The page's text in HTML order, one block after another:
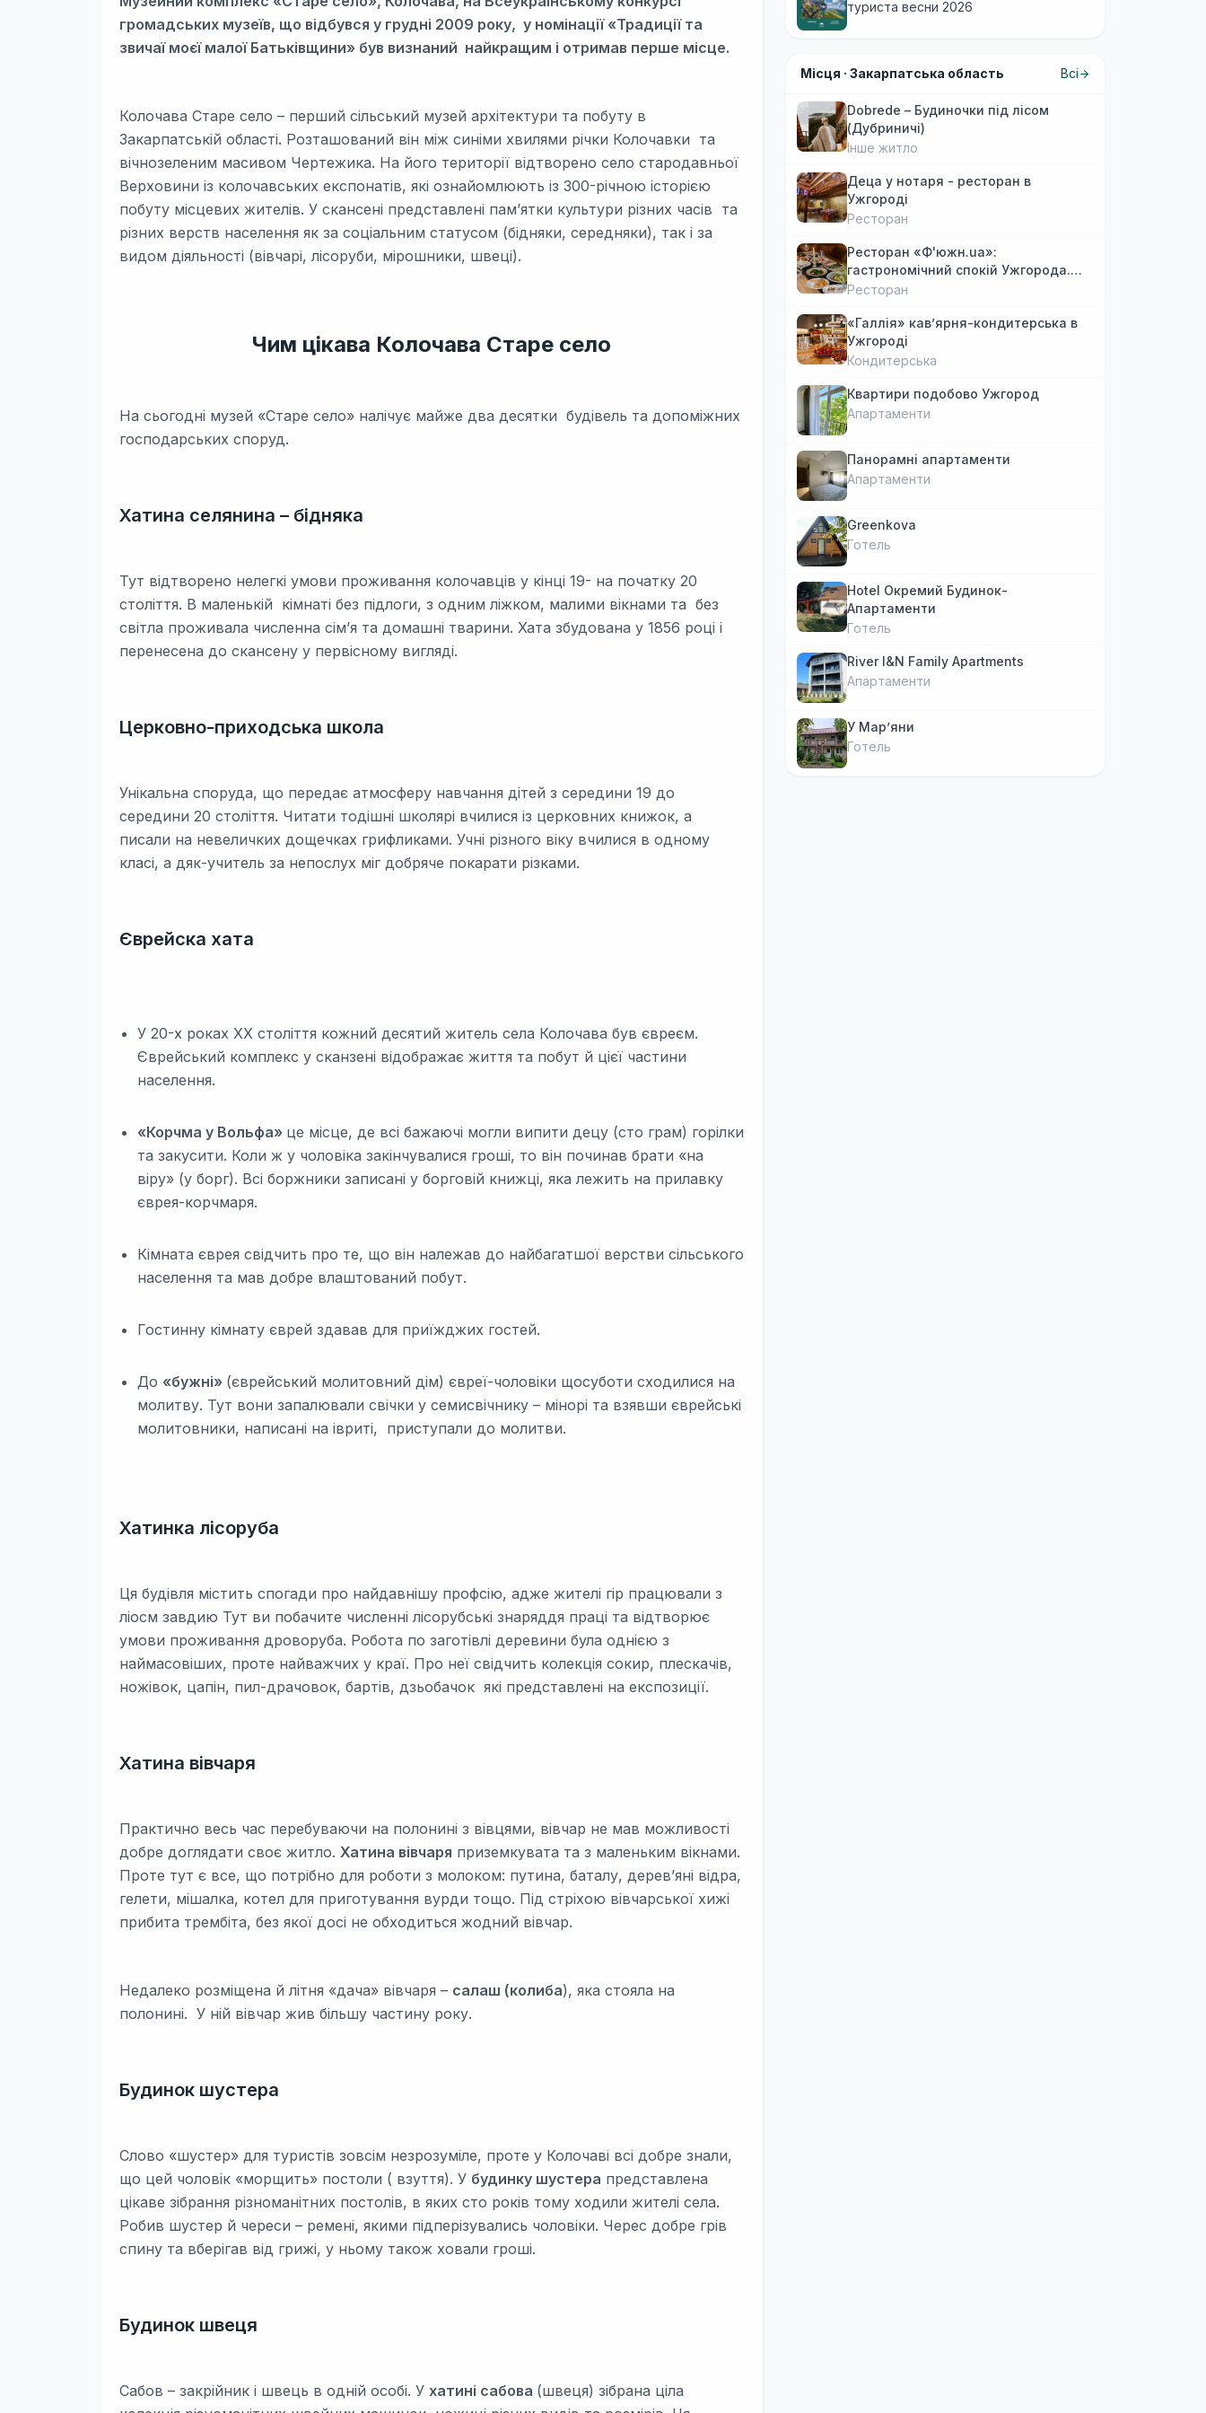
громадських музеїв, що відбувся у грудні 2009 року, у номінації «Традиції та
звичаї моєї малої Батьківщини» був визнаний найкращим і отримав перше місце.
Колочава Старе село – перший сільський музей архітектури та побуту в
Закарпатській області. Розташований він між синіми хвилями річки Колочавки та
вічнозеленим масивом Чертежика. На його території відтворено село стародавньої
Верховини із колочавських експонатів, які ознайомлюють із 300-річною історією
побуту місцевих жителів. У скансені представлені пам’ятки культури різних часів та
різних верств населення як за соціальним статусом (бідняки, середняки), так і за
видом діяльності (вівчарі, лісоруби, мірошники, швеці).
Чим цікава Колочава Старе село
На сьогодні музей «Старе село» налічує майже два десятки будівель та допоміжних
господарських споруд.
Хатина селянина – бідняка
Тут відтворено нелегкі умови проживання колочавців у кінці 19- на початку 20
століття. В маленькій кімнаті без підлоги, з одним ліжком, малими вікнами та без
світла проживала численна сім’я та домашні тварини. Хата збудована у 1856 році і
перенесена до скансену у первісному вигляді.
Церковно-приходська школа
Унікальна споруда, що передає атмосферу навчання дітей з середини 19 до
середини 20 століття. Читати тодішні школярі вчилися із церковних книжок, а
писали на невеличких дощечках грифликами. Учні різного віку вчилися в одному
класі, а дяк-учитель за непослух міг добряче покарати різками.
Єврейска хата
У 20-х роках ХХ століття кожний десятий житель села Колочава був євреєм.
Єврейський комплекс у сканзені відображає життя та побут й цієї частини
населення.
«Корчма у Вольфа» це місце, де всі бажаючі могли випити децу (сто грам) горілки
та закусити. Коли ж у чоловіка закінчувалися гроші, то він починав брати «на
віру» (у борг). Всі боржники записані у борговій книжці, яка лежить на прилавку
єврея-корчмаря.
Кімната єврея свідчить про те, що він належав до найбагатшої верстви сільського
населення та мав добре влаштований побут.
Гостинну кімнату єврей здавав для приїжджих гостей.
До «бужні» (єврейський молитовний дім) євреї-чоловіки щосуботи сходилися на
молитву. Тут вони запалювали свічки у семисвічнику – мінорі та взявши єврейські
молитовники, написані на івриті, приступали до молитви.
Хатинка лісоруба
Ця будівля містить спогади про найдавнішу профсію, адже жителі гір працювали з
ліосм завдию Тут ви побачите численні лісорубські знаряддя праці та відтворює
умови проживання дроворуба. Робота по заготівлі деревини була однією з
наймасовіших, проте найважчих у краї. Про неї свідчить колекція сокир, плескачів,
ножівок, цапін, пил-драчовок, бартів, дзьобачок які представлені на експозиції.
Хатина вівчаря
Практично весь час перебуваючи на полонині з вівцями, вівчар не мав можливості
добре доглядати своє житло. Хатина вівчаря приземкувата та з маленьким вікнами.
Проте тут є все, що потрібно для роботи з молоком: путина, баталу, дерев’яні відра,
гелети, мішалка, котел для приготування вурди тощо. Під стріхою вівчарської хижі
прибита трембіта, без якої досі не обходиться жодний вівчар.
Недалеко розміщена й літня «дача» вівчаря – салаш (колиба), яка стояла на
полонині. У ній вівчар жив більшу частину року.
Будинок шустера
Слово «шустер» для туристів зовсім незрозуміле, проте у Колочаві всі добре знали,
що цей чоловік «морщить» постоли ( взуття). У будинку шустера представлена
цікаве зібрання різноманітних постолів, в яких сто років тому ходили жителі села.
Робив шустер й череси – ремені, якими підперізувались чоловіки. Черес добре грів
спину та вберігав від грижі, у ньому також ховали гроші.
Будинок швеця
Сабов – закрійник і швець в одній особі. У хатині сабова (швеця) зібрана ціла
туриста весни 2026
Місця · Закарпатська область Всі
Dobrede – Будиночки під лісом
(Дубриничі)
Інше житло
Деца у нотаря - ресторан в
Ужгороді
Ресторан
Ресторан «Ф'южн.ua»:
гастрономічний спокій Ужгорода.
Авторська локальна кухня, затишок
Ресторан
«Галлія» кав’ярня-кондитерська в
Ужгороді
Кондитерська
Квартири подобово Ужгород
Апартаменти
Панорамні апартаменти
Апартаменти
Greenkova
Готель
Hotel Окремий Будинок-
Апартаменти
Готель
River I&N Family Apartments
Апартаменти
У Марʼяни
Готель